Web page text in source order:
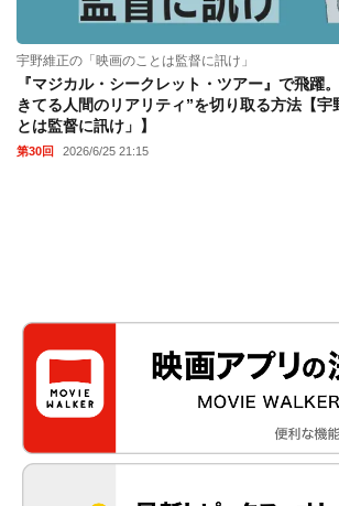
宇野維正の「映画のことは監督に訊け」
『マジカル・シークレット・ツアー』で飛躍
きてる人間のリアリティ”を切り取る方法【宇
とは監督に訊け」】
第30回 2026/6/25 21:15